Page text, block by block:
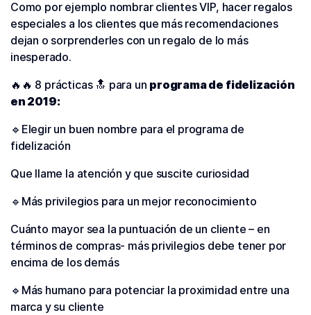
Como por ejemplo nombrar clientes VIP, hacer regalos
especiales a los clientes que más recomendaciones
dejan o sorprenderles con un regalo de lo más
inesperado.
🔥🔥 8 prácticas 🔝 para un programa de fidelización
en 2019:
🔹Elegir un buen nombre para el programa de
fidelización
Que llame la atención y que suscite curiosidad
🔹Más privilegios para un mejor reconocimiento
Cuánto mayor sea la puntuación de un cliente – en
términos de compras- más privilegios debe tener por
encima de los demás
🔹Más humano para potenciar la proximidad entre una
marca y su cliente